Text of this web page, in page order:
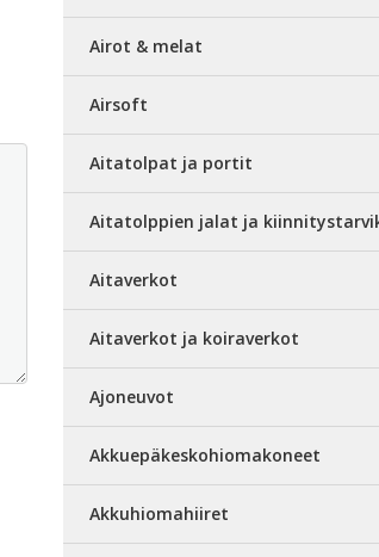
Airot & melat
Airsoft
Aitatolpat ja portit
Aitatolppien jalat ja
Aitaverkot
Aitaverkot ja koiraverkot
Ajoneuvot
Akkuepäkeskohiomakoneet
Akkuhiomahiiret